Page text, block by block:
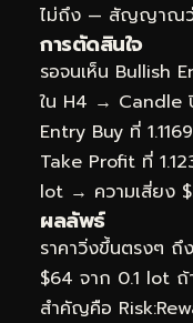
ไม่ถึง — สัญญาณว่
การตัดสินใจ
รอจนเห็น Bullish
ใน H4 → Candle
Entry Buy ที่
Take Profit ที่
lot → ความเสี่ยง
ผลลัพธ์
ราคาวิ่งขึ้นตรงๆ ถึ
$64 จาก 0.1 lot ถ้
สำคัญคือ